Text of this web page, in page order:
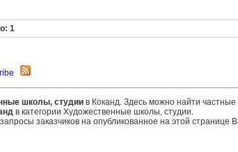
1
школы, студиив Коканд. Здесь можно найти
в категории Художественные школы, студии.
заказчиков на опубликованное на этой странице